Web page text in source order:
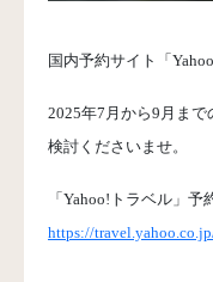
国内予約サイト「
2025年7月から9月ま
検討くださいませ。
「Yahoo!トラベル」予
https://